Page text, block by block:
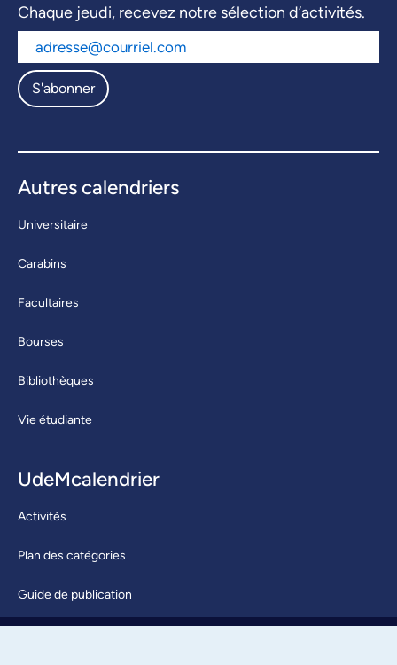
Chaque jeudi, recevez notre sélection d’activités.
S'abonner
Autres calendriers
Universitaire
Carabins
Facultaires
Bourses
Bibliothèques
Vie étudiante
UdeMcalendrier
Activités
Plan des catégories
Guide de publication